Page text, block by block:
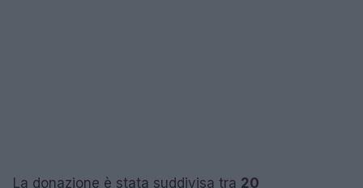
La donazione è stata suddivisa tra 20